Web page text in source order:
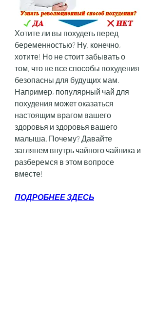
Хотите ли вы похудеть перед
беременностью? Ну, конечно,
хотите! Но не стоит забывать о
том, что не все способы похудения
безопасны для будущих мам.
Например, популярный чай для
похудения может оказаться
настоящим врагом вашего
здоровья и здоровья вашего
малыша. Почему? Давайте
заглянем внутрь чайного чайника и
разберемся в этом вопросе
вместе!
ПОДРОБНЕЕ ЗДЕСЬ